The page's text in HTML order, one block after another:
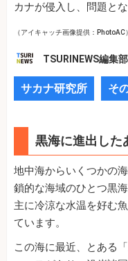
カナが侵入し、問題と
（アイキャッチ画像提供：PhotoAC）
TSURINEWS編集部
サカナ研究所 そ
黒海に進出した
地中海からいくつかの
鎖的な海域のひとつ黒
主に冷涼な水温を好む
ています。
この海に最近、とある